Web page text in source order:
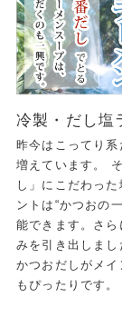
冷製・だし塩
昨今はこってり
増えています。
し」にこだわっ
ントは“かつおの
能できます。さ
みを引き出しまし
かつおだしがメ
もぴったりです。